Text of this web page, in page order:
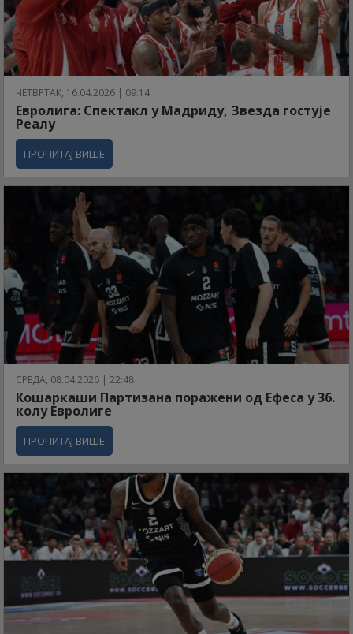
ЧЕТВРТАК, 16.04.2026 | 09:14
Евролига: Спектакл у Мадриду, Звезда гостује
Реалу
ПРОЧИТАЈ ВИШЕ
СРЕДА, 08.04.2026 | 22:48
Кошаркаши Партизана поражени од Ефеса у 36.
колу Евролиге
ПРОЧИТАЈ ВИШЕ